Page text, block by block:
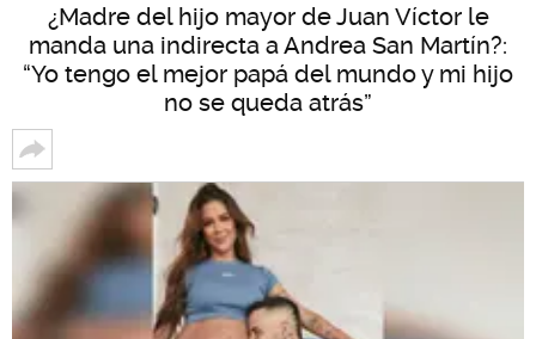
¿Madre del hijo mayor de Juan Víctor le
manda una indirecta a Andrea San Martín?:
“Yo tengo el mejor papá del mundo y mi hijo
no se queda atrás”